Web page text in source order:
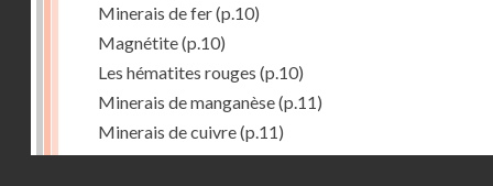
Minerais de fer(p.10)
Magnétite(p.10)
Les hématites rouges (p.10)
Minerais de manganèse(p.11)
Minerais de cuivre(p.11)
Minerais de plomb(p.12)